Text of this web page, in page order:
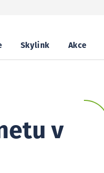
Skylink Akce
v